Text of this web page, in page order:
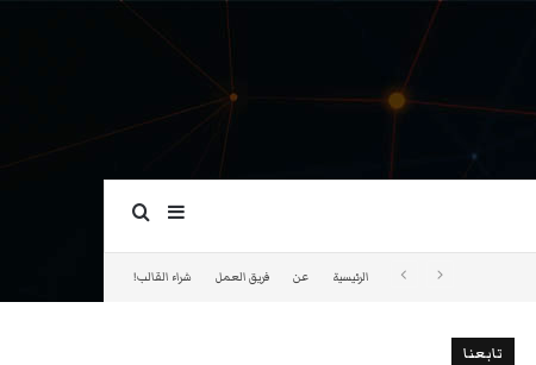
إضافة عمود جانبي
بحث عن
الرئيسية عن فريق العمل شراء القالب!
تابعنا